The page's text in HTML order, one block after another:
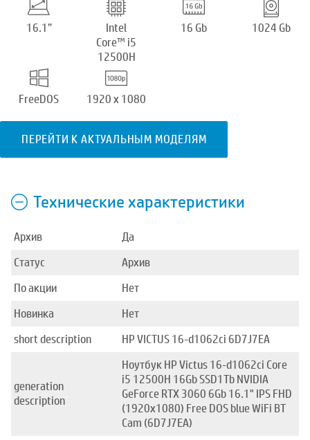
16.1”
Intel
Core™ i5
12500H
16 Gb 1024 Gb
FreeDOS 1920 x 1080
ПЕРЕЙТИ К АКТУАЛЬНЫМ МОДЕЛЯМ
Технические характеристики
Архив
Да
Статус
Архив
По акции
Нет
Новинка
Нет
short description
HP VICTUS 16-d1062ci 6D7J7EA
generation
description
Ноутбук HP Victus 16-d1062ci Core
i5 12500H 16Gb SSD1Tb NVIDIA
GeForce RTX 3060 6Gb 16.1" IPS FHD
(1920x1080) Free DOS blue WiFi BT
Cam (6D7J7EA)